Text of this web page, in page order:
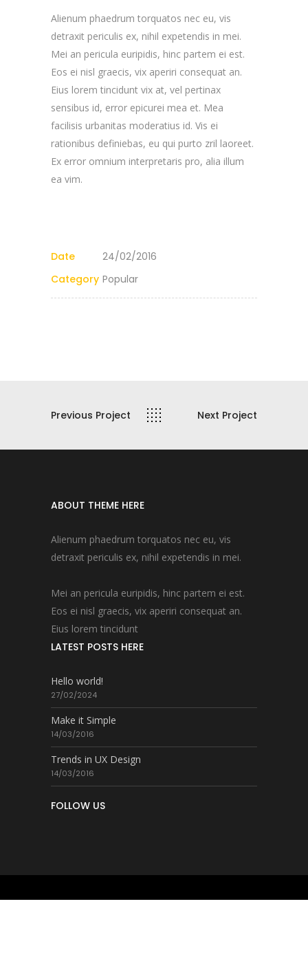
Alienum phaedrum torquatos nec eu, vis
detraxit periculis ex, nihil expetendis in mei.
Mei an pericula euripidis, hinc partem ei est.
Eos ei nisl graecis, vix aperiri consequat an.
Eius lorem tincidunt vix at, vel pertinax
sensibus id, error epicurei mea et. Mea
facilisis urbanitas moderatius id. Vis ei
rationibus definiebas, eu qui purto zril laoreet.
Ex error omnium interpretaris pro, alia illum
ea vim.
Date
24/02/2016
Category Popular
Previous Project Next Project
ABOUT THEME HERE
Alienum phaedrum torquatos nec eu, vis
detraxit periculis ex, nihil expetendis in mei.
Mei an pericula euripidis, hinc partem ei est.
Eos ei nisl graecis, vix aperiri consequat an.
Eius lorem tincidunt
LATEST POSTS HERE
Hello world!
27/02/2024
Make it Simple
14/03/2016
Trends in UX Design
14/03/2016
FOLLOW US